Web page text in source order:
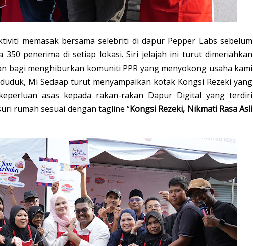
memasak bersama selebriti di dapur Pepper Labs sebelum
350 penerima di setiap lokasi. Siri jelajah ini turut dimeriahkan
bagi menghiburkan komuniti PPR yang menyokong usaha kami
Mi Sedaap turut menyampaikan kotak Kongsi Rezeki yang
asas kepada rakan-rakan Dapur Digital yang terdiri
rumah sesuai dengan tagline “Kongsi Rezeki, Nikmati Rasa Asli